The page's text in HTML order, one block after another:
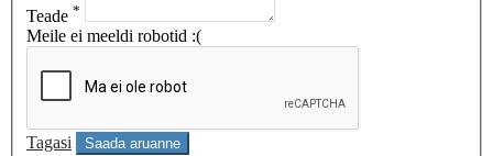
Teade *
Meile ei meeldi robotid :(
Tagasi Saada aruanne